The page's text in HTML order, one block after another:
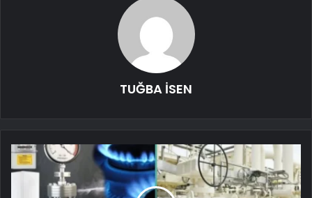
TUĞBA İSEN